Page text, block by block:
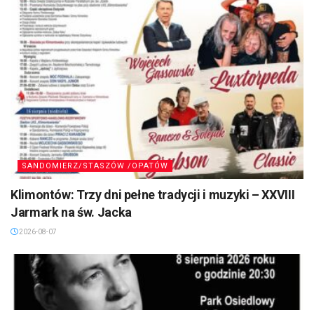
SANDOMIERZ/STASZÓW /OPATÓW
Klimontów: Trzy dni pełne tradycji i muzyki – XXVIII
Jarmark na św. Jacka
2026-08-07